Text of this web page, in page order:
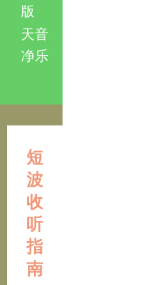
版
天音
净乐
短
波
收
听
指
南